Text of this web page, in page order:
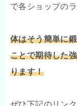
で各ショップの
体はそう簡単に
ことで期待した
ります！